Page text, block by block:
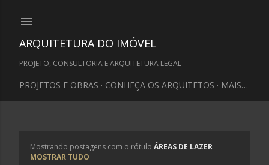
ARQUITETURA DO IMÓVEL
PROJETO, CONSULTORIA E ARQUITETURA LEGAL
PROJETOS E OBRAS CONHEÇA OS ARQUITETOS MAIS…
Mostrando postagens com o rótulo ÁREAS DE LAZER
MOSTRAR TUDO